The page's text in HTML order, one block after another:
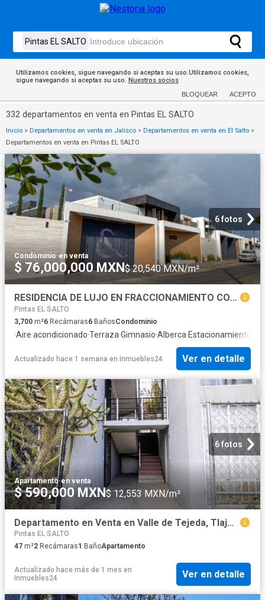
Utilizamos cookies, sigue navegando si aceptas su uso.Utilizamos cookies,
sigue navegando si aceptas su uso. Nuestros socios
BLOQUEAR ACEPTO
332 departamentos en venta en Pintas EL SALTO
Inicio > Departamentos en venta en Jalisco > Departamentos en venta en El Salto >
Departamentos en venta en Pintas EL SALTO
6 fotos
Condominio·en venta
$ 76,000,000 MXN$ 20,540 MXN/m²
RESIDENCIA DE LUJO EN FRACCIONAMIENTO CON CLUB DE GOLF
Pintas EL SALTO
3,700 m²6 Recámaras6 BañosCondominio
·Aire acondicionado·Terraza·Gimnasio·Alberca·Estacionamiento
Actualizado hace 1 semana en Inmuebles24 Ver en detalle
6 fotos
Apartamento·en venta
$ 590,000 MXN$ 12,553 MXN/m²
Departamento en Venta en Valle de Tejeda, Tlajomulco de Zúñiga #2
Pintas EL SALTO
47 m²2 Recámaras1 BañoApartamento
Actualizado hace más de 1 mes en
Inmuebles24
Ver en detalle